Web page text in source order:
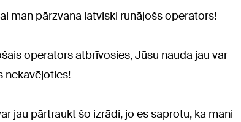
man pārzvana latviski runājošs operators!
operators atbrīvosies, Jūsu nauda jau var
nekavējoties!
jau pārtraukt šo izrādi, jo es saprotu, ka mani